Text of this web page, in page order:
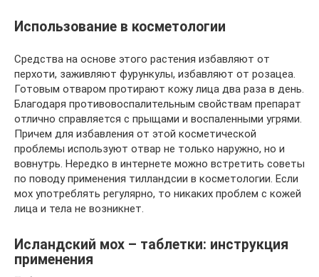
Использование в косметологии
Средства на основе этого растения избавляют от
перхоти, заживляют фурункулы, избавляют от розацеа.
Готовым отваром протирают кожу лица два раза в день.
Благодаря противовоспалительным свойствам препарат
отлично справляется с прыщами и воспаленными угрями.
Причем для избавления от этой косметической
проблемы используют отвар не только наружно, но и
вовнутрь. Нередко в интернете можно встретить советы
по поводу применения тилландсии в косметологии. Если
мох употреблять регулярно, то никаких проблем с кожей
лица и тела не возникнет.
Исландский мох – таблетки: инструкция
применения